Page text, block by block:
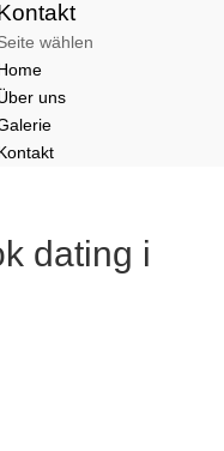
wählen
uns
dating i